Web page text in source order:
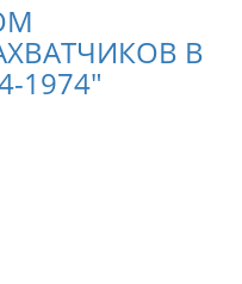
В
1974"